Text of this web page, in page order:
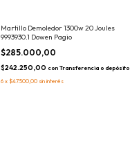
Martillo Demoledor 1300w 20 Joules
9993930.1 Dowen Pagio
$285.000,00
$242.250,00 con Transferencia o depósito
6 x $47.500,00 sin interés